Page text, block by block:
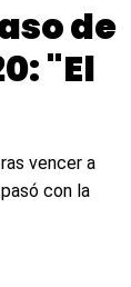
de
"El
vencer a
con la